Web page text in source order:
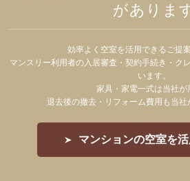
がありま
効率よく空室を活用できるご提
マンスリー利用者の入居審査・契約手続き・ク
います。
家具・家電一式は当社が
退去後の撤去・リフォーム費用も当社
マンションの空室を